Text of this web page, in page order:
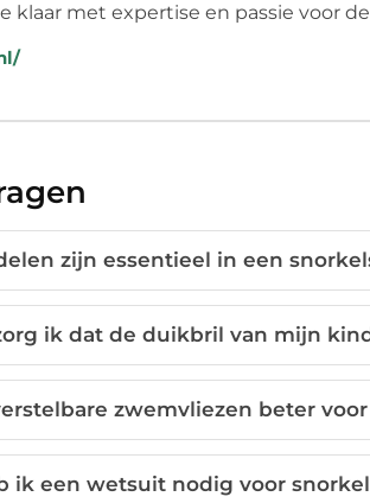
klaar met expertise en passie voor
zijn essentieel in een
ik dat de duikbril van mijn
zwemvliezen beter
ik een wetsuit nodig voor